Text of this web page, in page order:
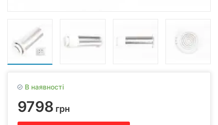
В наявності
9798 грн